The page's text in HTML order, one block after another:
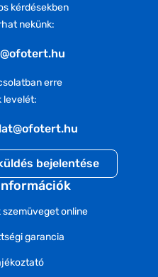
kérdésekben
nekünk:
erre
levelét:
bejelentése
online
garancia